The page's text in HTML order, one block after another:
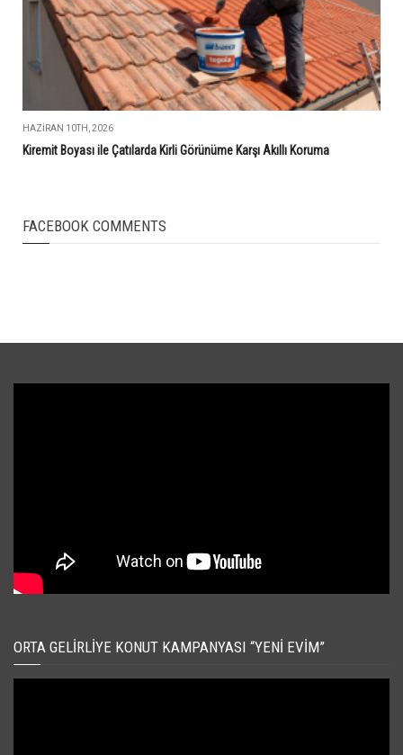
HAZIRAN 10TH, 2026
Kiremit Boyası ile Çatılarda Kirli Görünüme Karşı Akıllı Koruma
FACEBOOK COMMENTS
ORTA GELIRLIYE KONUT KAMPANYASI “YENI EVIM”